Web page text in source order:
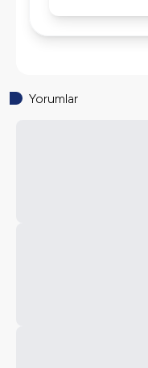
Yorumlar